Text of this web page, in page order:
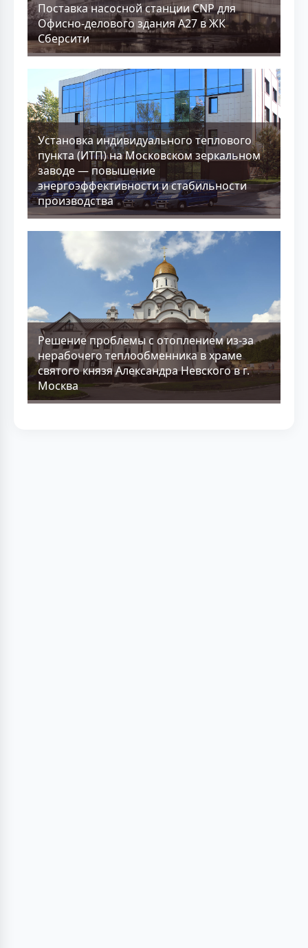
Поставка насосной станции CNP для
Офисно-делового здания А27 в ЖК
Сберсити
Установка индивидуального теплового
пункта (ИТП) на Московском зеркальном
заводе — повышение
энергоэффективности и стабильности
производства
Решение проблемы с отоплением из-за
нерабочего теплообменника в храме
святого князя Александра Невского в г.
Москва